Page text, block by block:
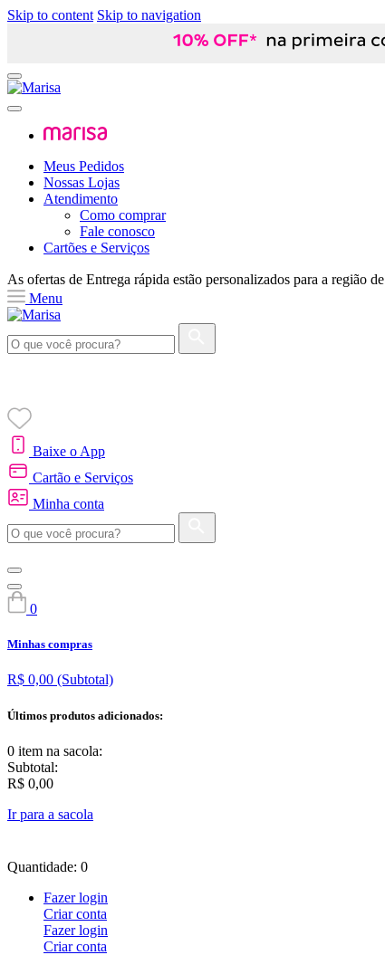
Skip to content Skip to navigation
Meus Pedidos
Nossas Lojas
Atendimento
Como comprar
Fale conosco
Cartões e Serviços
As ofertas de Entrega rápida estão personalizados para a região de
Menu
Baixe o App
Cartão e Serviços
Minha conta
0
Minhas compras
R$ 0,00 (Subtotal)
Últimos produtos adicionados:
0 item na sacola:
Subtotal:
R$ 0,00
Ir para a sacola
Quantidade: 0
Fazer login
Criar conta
Fazer login
Criar conta